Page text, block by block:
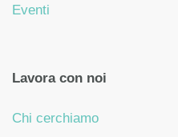
Eventi
Lavora con noi
Chi cerchiamo